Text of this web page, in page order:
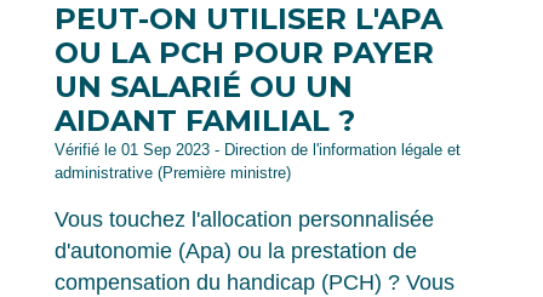
PEUT-ON UTILISER L'APA
OU LA PCH POUR PAYER
UN SALARIÉ OU UN
AIDANT FAMILIAL ?
Vérifié le 01 Sep 2023 - Direction de l'information légale et
administrative (Première ministre)
Vous touchez l'allocation personnalisée
d'autonomie (Apa) ou la prestation de
compensation du handicap (PCH) ? Vous